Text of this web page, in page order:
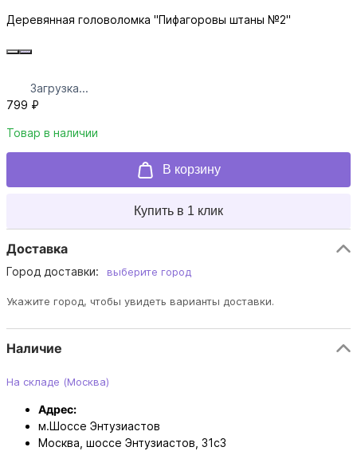
Деревянная головоломка "Пифагоровы штаны №2"
Загрузка...
799 ₽
Товар в наличии
В корзину
Купить в 1 клик
Доставка
Город доставки: выберите город
Укажите город, чтобы увидеть варианты доставки.
Наличие
На складе (Москва)
Адрес:
м.Шоссе Энтузиастов
Москва, шоссе Энтузиастов, 31с3